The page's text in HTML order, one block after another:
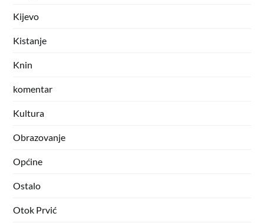
Kijevo
Kistanje
Knin
komentar
Kultura
Obrazovanje
Općine
Ostalo
Otok Prvić